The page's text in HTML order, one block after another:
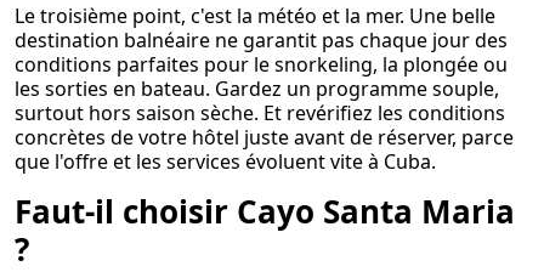
Le troisième point, c'est la météo et la mer. Une belle
destination balnéaire ne garantit pas chaque jour des
conditions parfaites pour le snorkeling, la plongée ou
les sorties en bateau. Gardez un programme souple,
surtout hors saison sèche. Et revérifiez les conditions
concrètes de votre hôtel juste avant de réserver, parce
que l'offre et les services évoluent vite à Cuba.
Faut-il choisir Cayo Santa Maria
?